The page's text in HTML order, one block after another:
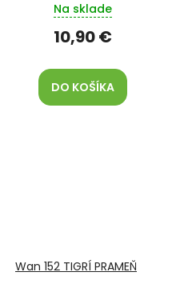
Na sklade
10,90 €
DO KOŠÍKA
Wan 152 TIGRÍ PRAMEŇ